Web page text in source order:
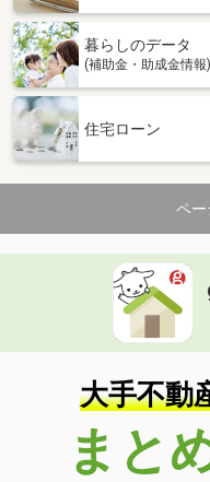
暮らしのデータ
(補助金・助成金情報)
住宅ローン
ペー
大手不動
まと